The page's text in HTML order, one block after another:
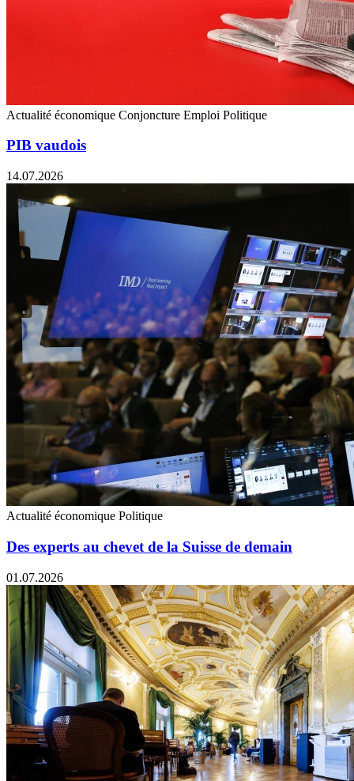
Actualité économique Conjoncture Emploi Politique
PIB vaudois
14.07.2026
Actualité économique Politique
Des experts au chevet de la Suisse de demain
01.07.2026